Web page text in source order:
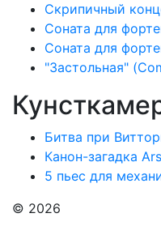
Скрипичный
Соната для
Соната для
"Застольная"
Битва при
Канон-загадка
5 пьес для
© 2026